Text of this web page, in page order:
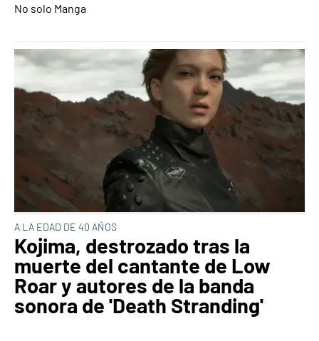
No solo Manga
A LA EDAD DE 40 AÑOS
Kojima, destrozado tras la
muerte del cantante de Low
Roar y autores de la banda
sonora de 'Death Stranding'